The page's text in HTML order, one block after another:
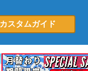
カスタムガイド